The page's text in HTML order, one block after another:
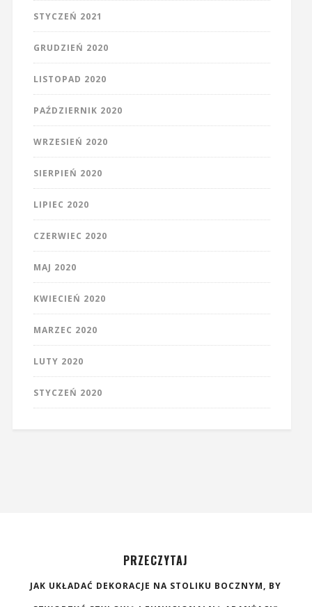
STYCZEŃ 2021
GRUDZIEŃ 2020
LISTOPAD 2020
PAŹDZIERNIK 2020
WRZESIEŃ 2020
SIERPIEŃ 2020
LIPIEC 2020
CZERWIEC 2020
MAJ 2020
KWIECIEŃ 2020
MARZEC 2020
LUTY 2020
STYCZEŃ 2020
PRZECZYTAJ
JAK UKŁADAĆ DEKORACJE NA STOLIKU BOCZNYM, BY